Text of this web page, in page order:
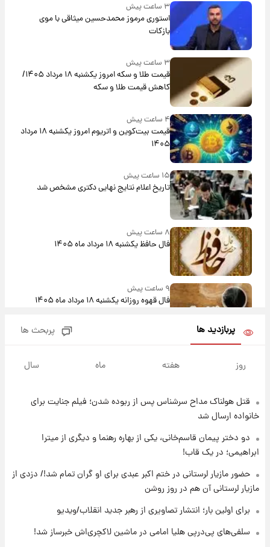
۳ ساعت پیش
استوری مرموز محمدحسین میثاقی با موی
بازکات
۳ ساعت پیش
قیمت طلا و سکه امروز یکشنبه ۱۸ مرداد ۱۴۰۵/
کاهش قیمت طلا و سکه
۴ ساعت پیش
قیمت بیت‌کوین و اتریوم امروز یکشنبه ۱۸ مرداد
۱۴۰۵
۱۵ ساعت پیش
تاریخ اعلام نتایج نهایی دکتری مشخص شد
۸ ساعت پیش
فال حافظ یکشنبه ۱۸ مرداد ماه ۱۴۰۵
۹ ساعت پیش
فال قهوه روزانه یکشنبه ۱۸ مرداد ماه ۱۴۰۵
۱۷ ساعت پیش
لیونل مسی عزادار شد! + جزئیات
۲۱ ساعت پیش
لحظه برخورد رعد و برق به ساختمان مرکز تجارت
جهانی در آمریکا + فیلم
پربازدید ها پربحث ها
روز هفته ماه سال
قتل هولناک مداح سرشناس پس از ربوده شدن؛ فیلم جنایت برای
خانواده ارسال شد
دو دختر پیمان قاسم‌خانی، یکی از بهاره رهنما و دیگری از میترا
ابراهیمی؛ در یک قاب!
حضور مازیار لرستانی در ختم اکبر عبدی برای او گران تمام شد!/ دزدی از
مازیار لرستانی آن هم در روز روشن
برای اولین بار؛ انتشار تصاویری از رهبر جدید انقلاب/ویدیو
سلفی‌های پی‌درپی هلیا امامی در ماشین لاکچری‌اش خبرساز شد!